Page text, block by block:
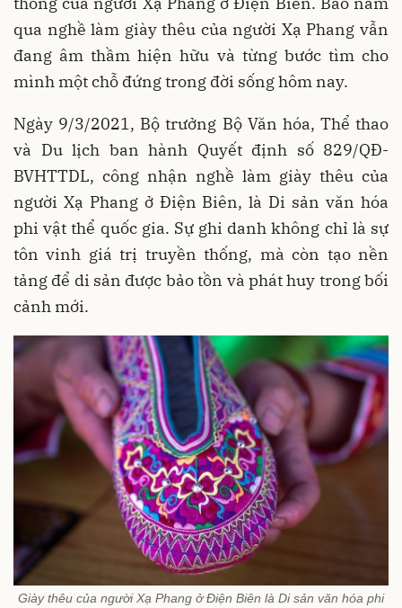
qua nghề làm giày thêu của người Xạ Phang vẫn
đang âm thầm hiện hữu và từng bước tìm cho
mình một chỗ đứng trong đời sống hôm nay.
Ngày 9/3/2021, Bộ trưởng Bộ Văn hóa, Thể thao
và Du lịch ban hành Quyết định số 829/QĐ-
BVHTTDL, công nhận nghề làm giày thêu của
người Xạ Phang ở Điện Biên, là Di sản văn hóa
phi vật thể quốc gia. Sự ghi danh không chỉ là sự
tôn vinh giá trị truyền thống, mà còn tạo nền
tảng để di sản được bảo tồn và phát huy trong bối
cảnh mới.
Giày thêu của người Xạ Phang ở Điện Biên là Di sản văn hóa phi